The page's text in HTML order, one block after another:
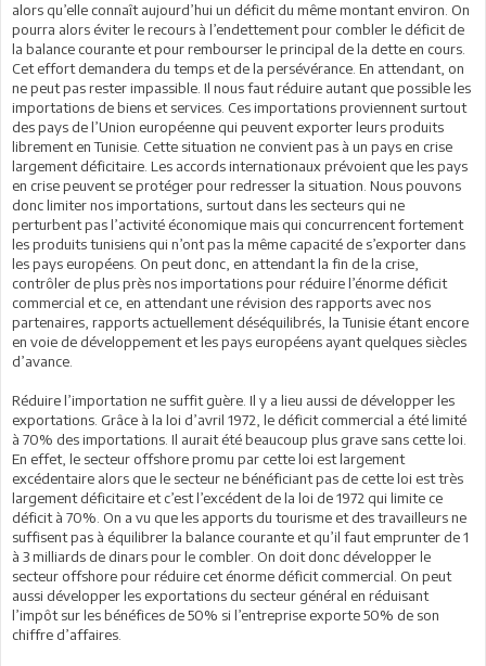
alors qu’elle connaît aujourd’hui un déficit du même montant environ. On
pourra alors éviter le recours à l’endettement pour combler le déficit de
la balance courante et pour rembourser le principal de la dette en cours.
Cet effort demandera du temps et de la persévérance. En attendant, on
ne peut pas rester impassible. Il nous faut réduire autant que possible les
importations de biens et services. Ces importations proviennent surtout
des pays de l’Union européenne qui peuvent exporter leurs produits
librement en Tunisie. Cette situation ne convient pas à un pays en crise
largement déficitaire. Les accords internationaux prévoient que les pays
en crise peuvent se protéger pour redresser la situation. Nous pouvons
donc limiter nos importations, surtout dans les secteurs qui ne
perturbent pas l’activité économique mais qui concurrencent fortement
les produits tunisiens qui n’ont pas la même capacité de s’exporter dans
les pays européens. On peut donc, en attendant la fin de la crise,
contrôler de plus près nos importations pour réduire l’énorme déficit
commercial et ce, en attendant une révision des rapports avec nos
partenaires, rapports actuellement déséquilibrés, la Tunisie étant encore
en voie de développement et les pays européens ayant quelques siècles
d’avance.
Réduire l’importation ne suffit guère. Il y a lieu aussi de développer les
exportations. Grâce à la loi d’avril 1972, le déficit commercial a été limité
à 70% des importations. Il aurait été beaucoup plus grave sans cette loi.
En effet, le secteur offshore promu par cette loi est largement
excédentaire alors que le secteur ne bénéficiant pas de cette loi est très
largement déficitaire et c’est l’excédent de la loi de 1972 qui limite ce
déficit à 70%. On a vu que les apports du tourisme et des travailleurs ne
suffisent pas à équilibrer la balance courante et qu’il faut emprunter de 1
à 3 milliards de dinars pour le combler. On doit donc développer le
secteur offshore pour réduire cet énorme déficit commercial. On peut
aussi développer les exportations du secteur général en réduisant
l’impôt sur les bénéfices de 50% si l’entreprise exporte 50% de son
chiffre d’affaires.